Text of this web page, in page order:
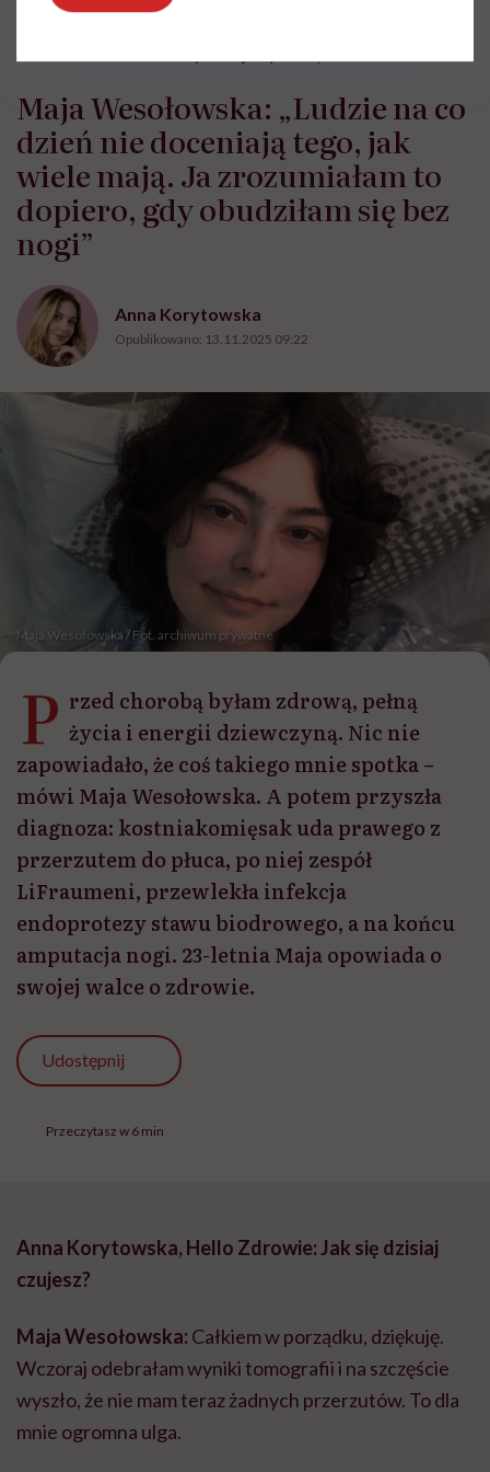
Maja Wesołowska: „Ludzie na co
dzień nie doceniają tego, jak
wiele mają. Ja zrozumiałam to
dopiero, gdy obudziłam się bez
nogi”
Anna Korytowska
Opublikowano: 13.11.2025 09:22
Maja Wesołowska / Fot. archiwum prywatne
P rzed chorobą byłam zdrową, pełną
życia i energii dziewczyną. Nic nie
zapowiadało, że coś takiego mnie spotka –
mówi Maja Wesołowska. A potem przyszła
diagnoza: kostniakomięsak uda prawego z
przerzutem do płuca, po niej zespół
LiFraumeni, przewlekła infekcja
endoprotezy stawu biodrowego, a na końcu
amputacja nogi. 23-letnia Maja opowiada o
swojej walce o zdrowie.
Udostępnij
Przeczytasz w 6 min
Anna Korytowska, Hello Zdrowie: Jak się dzisiaj
czujesz?
Maja Wesołowska: Całkiem w porządku, dziękuję.
Wczoraj odebrałam wyniki tomografii i na szczęście
wyszło, że nie mam teraz żadnych przerzutów. To dla
mnie ogromna ulga.